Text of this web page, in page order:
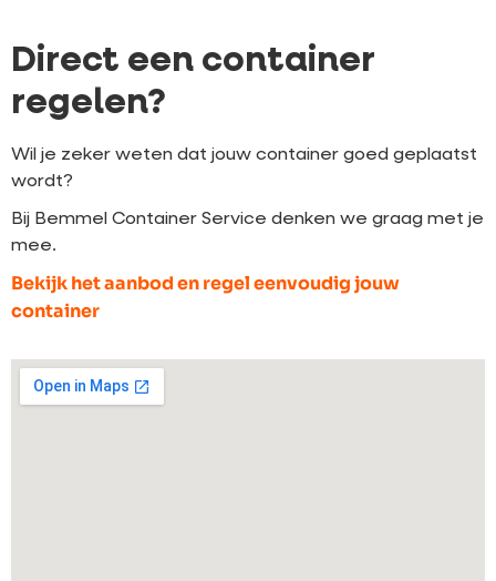
Direct een container
regelen?
Wil je zeker weten dat jouw container goed geplaatst
wordt?
Bij Bemmel Container Service denken we graag met je
mee.
Bekijk het aanbod en regel eenvoudig jouw
container